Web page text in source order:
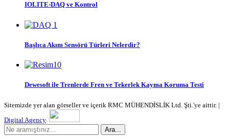
IOLITE-DAQ ve Kontrol
Başlıca Akım Sensörü Türleri Nelerdir?
Dewesoft ile Trenlerde Fren ve Tekerlek Kayma Koruma Testi
Sitemizde yer alan görseller ve içerik RMC MÜHENDİSLİK Ltd. Şti.'ye aittir. |
Digital Agency
Ara...